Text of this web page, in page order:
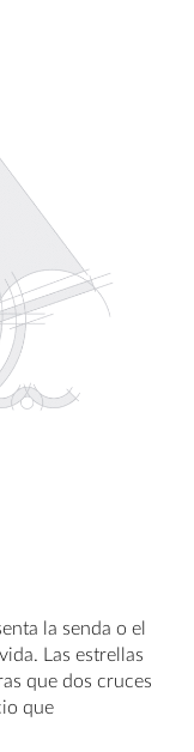
la senda o el
Las estrellas
que dos cruces
que